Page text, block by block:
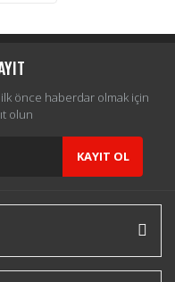
önce haberdar olmak için
olun
KAYIT OL